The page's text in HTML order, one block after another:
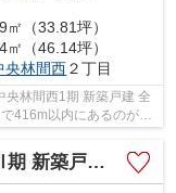
（33.81坪）
（46.14坪）
央林間西２丁目
央林間西1期 新築戸建 全
416m以内にあるのがポ
戸建 全2棟